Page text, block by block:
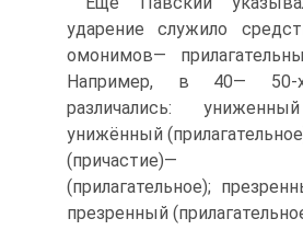
ударение служило
омонимов—
Например, в 40— 50-
различались:
унижённый
(причастие)—
(прилагательное);
презренный